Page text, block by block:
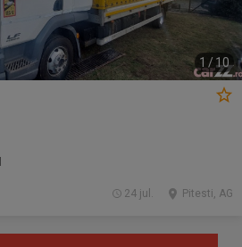
1 /10
Pitesti, AG
24 jul.